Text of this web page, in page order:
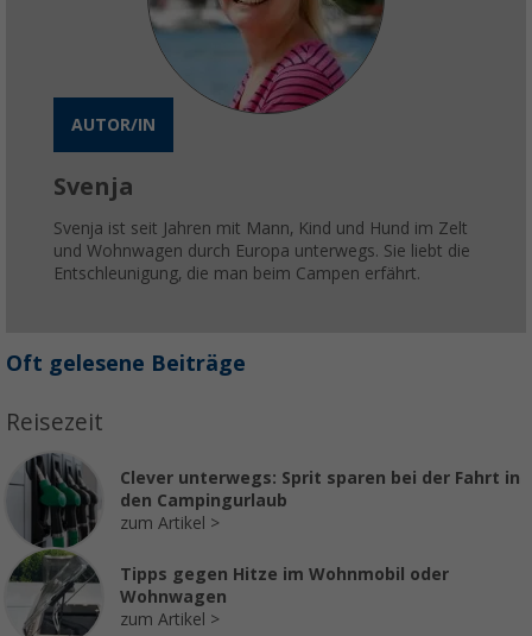
AUTOR/IN
Svenja
Svenja ist seit Jahren mit Mann, Kind und Hund im Zelt
und Wohnwagen durch Europa unterwegs. Sie liebt die
Entschleunigung, die man beim Campen erfährt.
Oft gelesene Beiträge
Reisezeit
Clever unterwegs: Sprit sparen bei der Fahrt in
den Campingurlaub
zum Artikel
Tipps gegen Hitze im Wohnmobil oder
Wohnwagen
zum Artikel